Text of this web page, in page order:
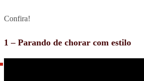
Confira!
1 – Parando de chorar com estilo